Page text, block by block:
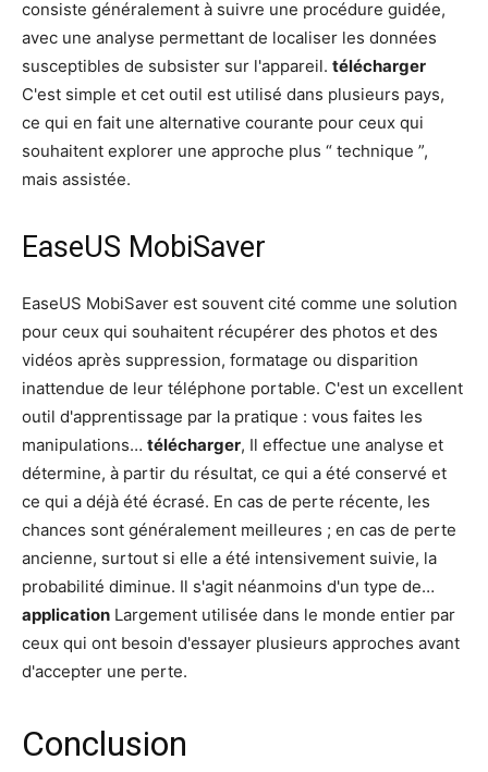
consiste généralement à suivre une procédure guidée,
avec une analyse permettant de localiser les données
susceptibles de subsister sur l'appareil. télécharger
C'est simple et cet outil est utilisé dans plusieurs pays,
ce qui en fait une alternative courante pour ceux qui
souhaitent explorer une approche plus “ technique ”,
mais assistée.
EaseUS MobiSaver
EaseUS MobiSaver est souvent cité comme une solution
pour ceux qui souhaitent récupérer des photos et des
vidéos après suppression, formatage ou disparition
inattendue de leur téléphone portable. C'est un excellent
outil d'apprentissage par la pratique : vous faites les
manipulations… télécharger, Il effectue une analyse et
détermine, à partir du résultat, ce qui a été conservé et
ce qui a déjà été écrasé. En cas de perte récente, les
chances sont généralement meilleures ; en cas de perte
ancienne, surtout si elle a été intensivement suivie, la
probabilité diminue. Il s'agit néanmoins d'un type de…
application Largement utilisée dans le monde entier par
ceux qui ont besoin d'essayer plusieurs approches avant
d'accepter une perte.
Conclusion